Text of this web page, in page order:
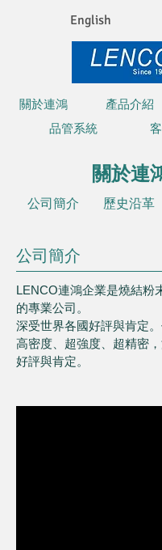
English
關於連鴻
品管系統
產品介紹
關於連
公司簡介 歷史沿革
公司簡介
LENCO連鴻企業是燒結粉
的專業公司。
深受世界各國好評與肯定。
高密度、超強度、超精密
好評與肯定。